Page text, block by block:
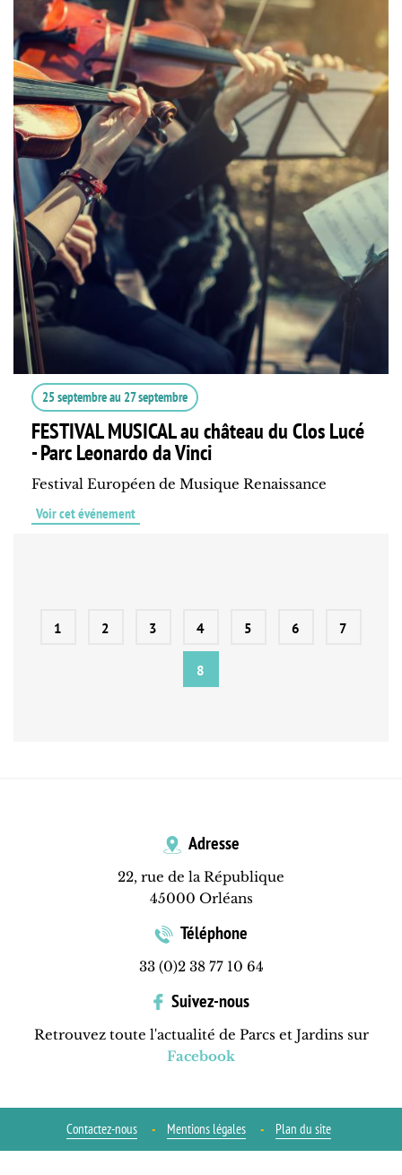
25 septembreau 27 septembre
FESTIVAL MUSICAL au château du Clos Lucé
- Parc Leonardo da Vinci
Festival Européen de Musique Renaissance
Voir cet événement
1 2 3 4 5 6 7
8
Adresse
22, rue de la République
45000 Orléans
Téléphone
33 (0)2 38 77 10 64
Suivez-nous
Retrouvez toute l'actualité de Parcs et Jardins sur
Facebook
Contactez-nous Mentions légales Plan du site